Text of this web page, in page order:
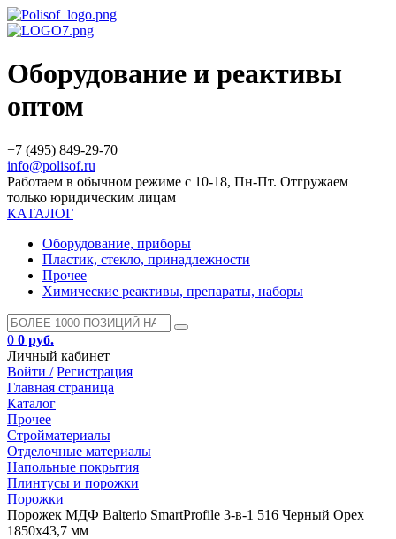
Оборудование и реактивы
оптом
+7 (495) 849-29-70
info@polisof.ru
Работаем в обычном режиме с 10-18, Пн-Пт. Отгружаем
только юридическим лицам
КАТАЛОГ
Оборудование, приборы
Пластик, стекло, принадлежности
Прочее
Химические реактивы, препараты, наборы
0 0 руб.
Личный кабинет
Войти / Регистрация
Главная страница
Каталог
Прочее
Стройматериалы
Отделочные материалы
Напольные покрытия
Плинтусы и порожки
Порожки
Порожек МДФ Balterio SmartProfile 3-в-1 516 Черный Орех
1850x43,7 мм